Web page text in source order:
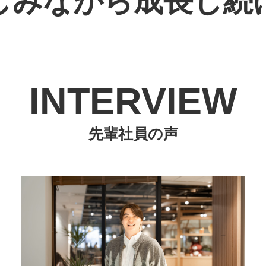
INTERVIEW
先輩社員の声